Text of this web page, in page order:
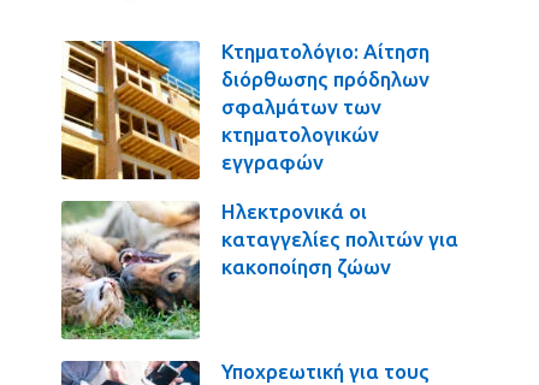
Κτηματολόγιο: Αίτηση
διόρθωσης πρόδηλων
σφαλμάτων των
κτηματολογικών
εγγραφών
Ηλεκτρονικά οι
καταγγελίες πολιτών για
κακοποίηση ζώων
Υποχρεωτική για τους